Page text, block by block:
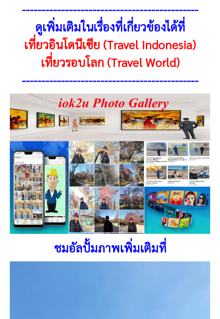
---------------------------------------------
ดูเพิ่มเติมในเรื่องที่เกี่ยวข้องได้ที่
เที่ยวอินโดนีเซีย (Travel Indonesia)
เที่ยวรอบโลก (TravelWorld)
---------------------------------------------
ชมอัลปั้มภาพเพิ่มเติมที่